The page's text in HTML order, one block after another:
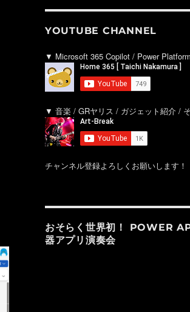
YOUTUBE CHANNEL
▼ Microsoft 365 Copilot / Power
▼ 音楽 / GRヤリス / ガジェット紹介 /
チャンネル登録よろしくお願いします！
おそらく世界初！ POWER
器アプリ演奏会